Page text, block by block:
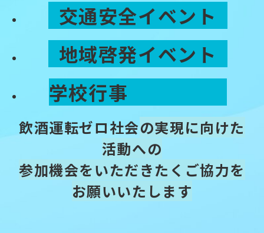
交通安全イベント
地域啓発イベント
学校行事
飲酒運転ゼロ社会の実現に向けた
活動への
参加機会をいただきたくご協力を
お願いいたします